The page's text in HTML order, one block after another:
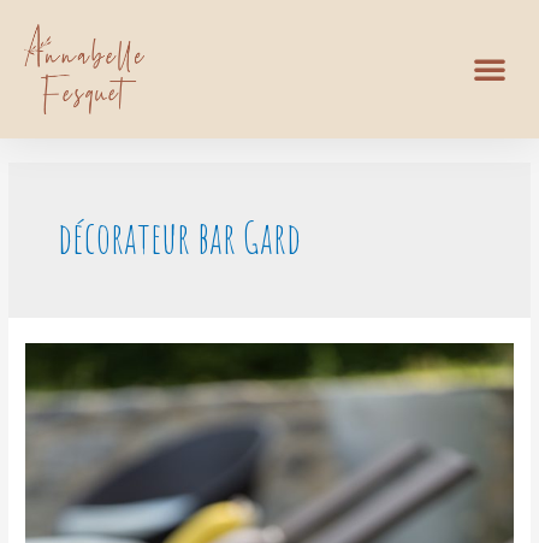
décorateur bar Gard